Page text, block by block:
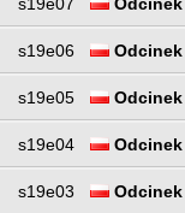
s19e06 Odcinek
s19e05 Odcinek
s19e04 Odcinek
s19e03 Odcinek